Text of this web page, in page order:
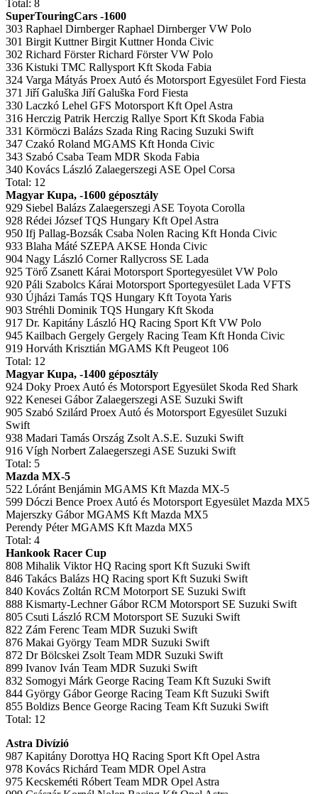
Total: 8
SuperTouringCars -1600
303 Raphael Dirnberger Raphael Dirnberger VW Polo
301 Birgit Kuttner Birgit Kuttner Honda Civic
302 Richard Förster Richard Förster VW Polo
336 Kistuki TMC Rallysport Kft Skoda Fabia
324 Varga Mátyás Proex Autó és Motorsport Egyesület Ford Fiesta
371 Jiří Galuška Jiří Galuška Ford Fiesta
330 Laczkó Lehel GFS Motorsport Kft Opel Astra
316 Herczig Patrik Herczig Rallye Sport Kft Skoda Fabia
331 Körmöczi Balázs Szada Ring Racing Suzuki Swift
347 Czakó Roland MGAMS Kft Honda Civic
343 Szabó Csaba Team MDR Skoda Fabia
340 Kovács László Zalaegerszegi ASE Opel Corsa
Total: 12
Magyar Kupa, -1600 géposztály
929 Siebel Balázs Zalaegerszegi ASE Toyota Corolla
928 Rédei József TQS Hungary Kft Opel Astra
950 Ifj Pallag-Bozsák Csaba Nolen Racing Kft Honda Civic
933 Blaha Máté SZEPA AKSE Honda Civic
904 Nagy László Corner Rallycross SE Lada
925 Törő Zsanett Kárai Motorsport Sportegyesület VW Polo
920 Páli Szabolcs Kárai Motorsport Sportegyesület Lada VFTS
930 Újházi Tamás TQS Hungary Kft Toyota Yaris
903 Stréhli Dominik TQS Hungary Kft Skoda
917 Dr. Kapitány László HQ Racing Sport Kft VW Polo
945 Kailbach Gergely Gergely Racing Team Kft Honda Civic
919 Horváth Krisztián MGAMS Kft Peugeot 106
Total: 12
Magyar Kupa, -1400 géposztály
924 Doky Proex Autó és Motorsport Egyesület Skoda Red Shark
922 Kenesei Gábor Zalaegerszegi ASE Suzuki Swift
905 Szabó Szilárd Proex Autó és Motorsport Egyesület Suzuki
Swift
938 Madari Tamás Ország Zsolt A.S.E. Suzuki Swift
916 Vígh Norbert Zalaegerszegi ASE Suzuki Swift
Total: 5
Mazda MX-5
522 Lóránt Benjámin MGAMS Kft Mazda MX-5
599 Dóczi Bence Proex Autó és Motorsport Egyesület Mazda MX5
Majerszky Gábor MGAMS Kft Mazda MX5
Perendy Péter MGAMS Kft Mazda MX5
Total: 4
Hankook Racer Cup
808 Mihalik Viktor HQ Racing sport Kft Suzuki Swift
846 Takács Balázs HQ Racing sport Kft Suzuki Swift
840 Kovács Zoltán RCM Motorport SE Suzuki Swift
888 Kismarty-Lechner Gábor RCM Motorsport SE Suzuki Swift
805 Csuti László RCM Motorsport SE Suzuki Swift
822 Zám Ferenc Team MDR Suzuki Swift
876 Makai György Team MDR Suzuki Swift
872 Dr Bölcskei Zsolt Team MDR Suzuki Swift
899 Ivanov Iván Team MDR Suzuki Swift
832 Somogyi Márk George Racing Team Kft Suzuki Swift
844 György Gábor George Racing Team Kft Suzuki Swift
855 Boldizs Bence George Racing Team Kft Suzuki Swift
Total: 12
Astra Divízió
987 Kapitány Dorottya HQ Racing Sport Kft Opel Astra
978 Kovács Richárd Team MDR Opel Astra
975 Kecskeméti Róbert Team MDR Opel Astra